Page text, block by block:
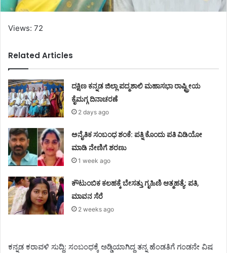
Views: 72
Related Articles
ದಕ್ಷಿಣ ಕನ್ನಡ ಜಿಲ್ಲಾ ಪದ್ಮಶಾಲಿ ಮಹಾಸಭಾ ರಾಷ್ಟ್ರೀಯ
ಕೈಮಗ್ಗ ದಿನಾಚರಣೆ
2 days ago
ಅನೈತಿಕ ಸಂಬಂಧ ಶಂಕೆ: ಪತ್ನಿ ಕೊಂದು ಪತಿ ವಿಡಿಯೋ
ಮಾಡಿ ನೇಣಿಗೆ ಶರಣು
1 week ago
ಕೌಟುಂಬಿಕ ಕಲಹಕ್ಕೆ ಬೇಸತ್ತು ಗೃಹಿಣಿ ಆತ್ಮಹತ್ಯೆ: ಪತಿ,
ಮಾವನ ಸೆರೆ
2 weeks ago
ಕನ್ನಡ ಕರಾವಳಿ ಸುದ್ದಿ: ಸಂಬಂಧಕ್ಕೆ ಅಡ್ಡಿಯಾಗಿದ್ದ ತನ್ನ ಹೆಂಡತಿಗೆ ಗಂಡನೇ ವಿಷ